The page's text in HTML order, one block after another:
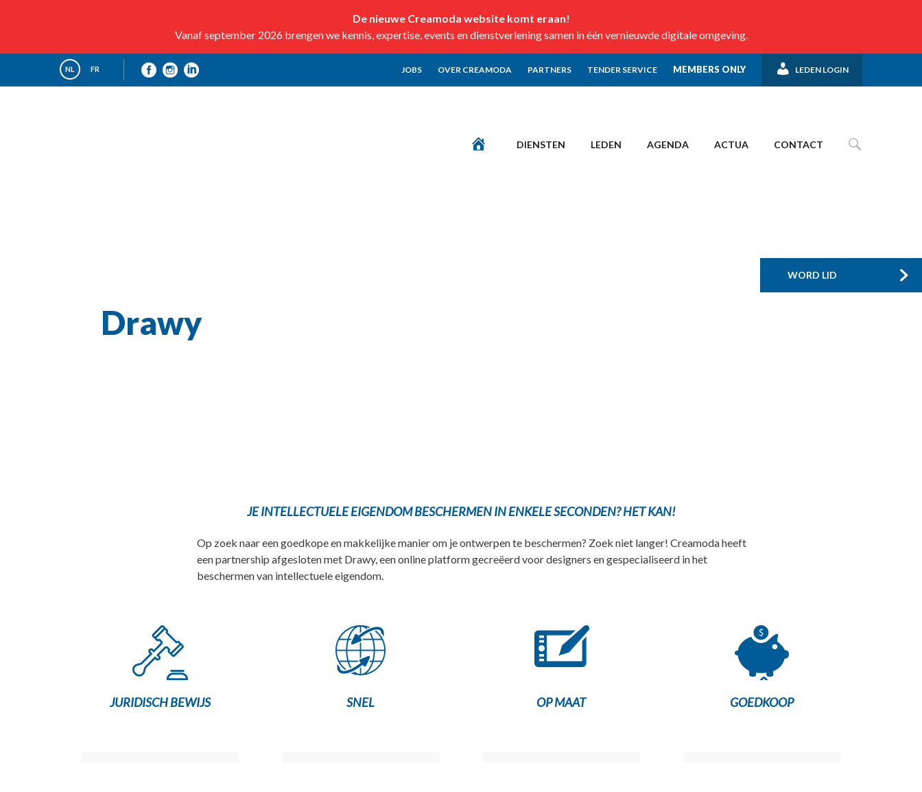
De nieuwe Creamoda website komt eraan!
Vanaf september 2026 brengen we kennis, expertise, events en dienstverlening samen in één vernieuwde digitale omgeving.
NL FR JOBS OVER CREAMODA PARTNERS TENDER SERVICE MEMBERS ONLY LEDEN LOGIN
DIENSTEN LEDEN AGENDA ACTUA CONTACT
WORD LID
Drawy
JE INTELLECTUELE EIGENDOM BESCHERMEN IN ENKELE SECONDEN? HET KAN!
Op zoek naar een goedkope en makkelijke manier om je ontwerpen te beschermen? Zoek niet langer! Creamoda heeft
een partnership afgesloten met Drawy, een online platform gecreëerd voor designers en gespecialiseerd in het
beschermen van intellectuele eigendom.
JURIDISCH BEWIJS SNEL OP MAAT GOEDKOOP